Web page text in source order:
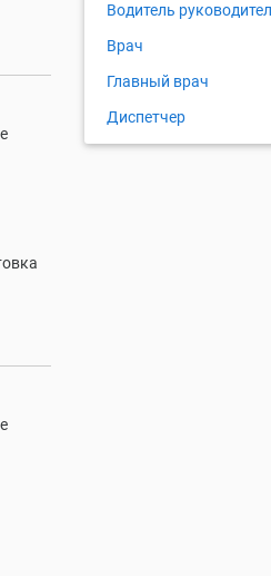
Водитель
Врач
Главный врач
Диспетчер